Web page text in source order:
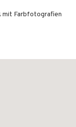
mit Farbfotografien